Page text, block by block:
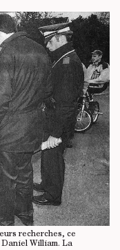
recherches, ce
William. La